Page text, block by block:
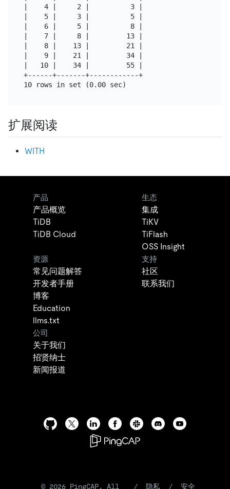
|    4 |     2 |          3 |
|    5 |     3 |          5 |
|    6 |     5 |          8 |
|    7 |     8 |         13 |
|    8 |    13 |         21 |
|    9 |    21 |         34 |
|   10 |    34 |         55 |
+------+-------+------------+
扩展阅读
WITH
产品
产品概览
TiDB
TiDB Cloud
生态
集成
TiKV
TiFlash
OSS Insight
资源
常见问题解答
开发者手册
博客
Education
llms.txt
支持
社区
联系我们
公司
关于我们
招贤纳士
新闻报道
© 2026 PingCAP. All / 隐私 / 安全